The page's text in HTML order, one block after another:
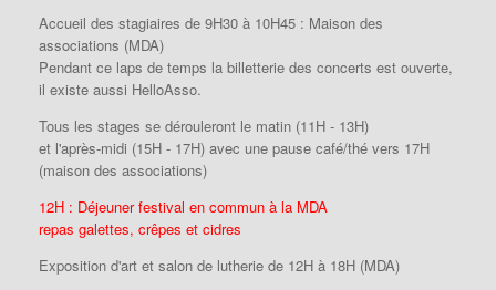
Accueil des stagiaires de 9H30 à 10H45 : Maison des
associations (MDA)
Pendant ce laps de temps la billetterie des concerts est ouverte,
il existe aussi HelloAsso.
Tous les stages se dérouleront le matin (11H - 13H)
et l'après-midi (15H - 17H) avec une pause café/thé vers 17H
(maison des associations)
12H : Déjeuner festival en commun à la MDA
repas galettes, crêpes et cidres
Exposition d'art et salon de lutherie de 12H à 18H (MDA)